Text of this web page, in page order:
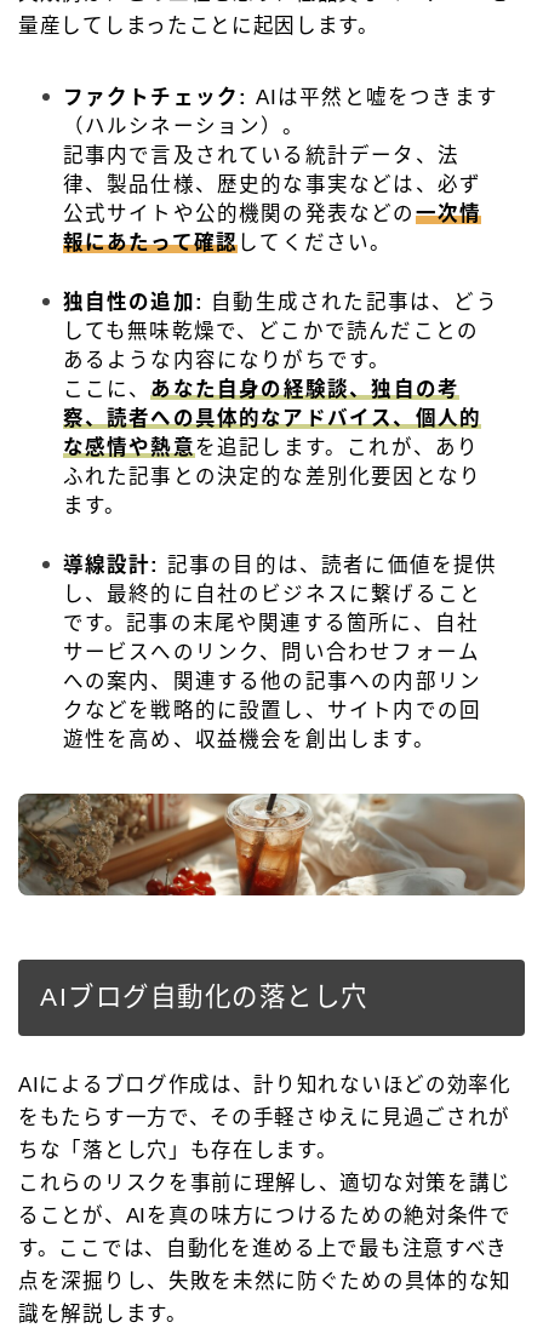
量産してしまったことに起因します。
ファクトチェック: AIは平然と嘘をつきます
（ハルシネーション）。
記事内で言及されている統計データ、法
律、製品仕様、歴史的な事実などは、必ず
公式サイトや公的機関の発表などの 一次情
報にあたって確認 してください。
独自性の追加:
自動生成された記事は、どう
しても無味乾燥で、どこかで読んだことの
あるような内容になりがちです。
ここに、 あなた自身の経験談、独自の考
察、読者への具体的なアドバイス、個人的
な感情や熱意を追記します。これが、あり
ふれた記事との決定的な差別化要因となり
ます。
導線設計: 記事の目的は、読者に価値を提供
し、最終的に自社のビジネスに繋げること
です。記事の末尾や関連する箇所に、自社
サービスへのリンク、問い合わせフォーム
への案内、関連する他の記事への内部リン
クなどを戦略的に設置し、サイト内での回
遊性を高め、収益機会を創出します。
AIブログ自動化の落とし穴
AIによるブログ作成は、計り知れないほどの効率化
をもたらす一方で、その手軽さゆえに見過ごされが
ちな「落とし穴」も存在します。
これらのリスクを事前に理解し、適切な対策を講じ
ることが、AIを真の味方につけるための絶対条件で
す。ここでは、自動化を進める上で最も注意すべき
点を深掘りし、失敗を未然に防ぐための具体的な知
識を解説します。